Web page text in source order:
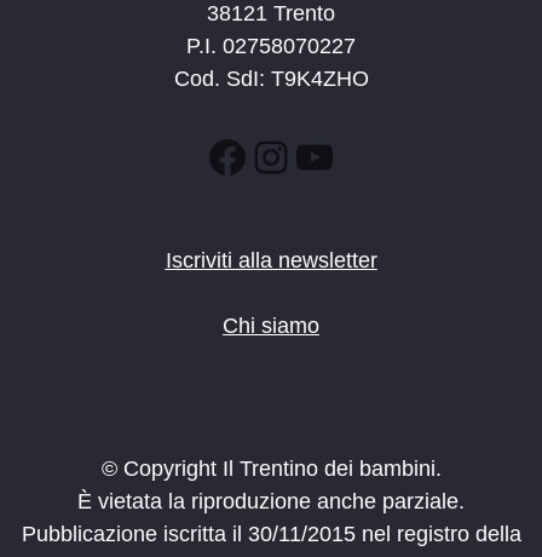
38121 Trento
P.I. 02758070227
Cod. SdI: T9K4ZHO
Facebook
Instagram
YouTube
Iscriviti alla newsletter
Chi siamo
© Copyright Il Trentino dei bambini.
È vietata la riproduzione anche parziale.
Pubblicazione iscritta il 30/11/2015 nel registro della